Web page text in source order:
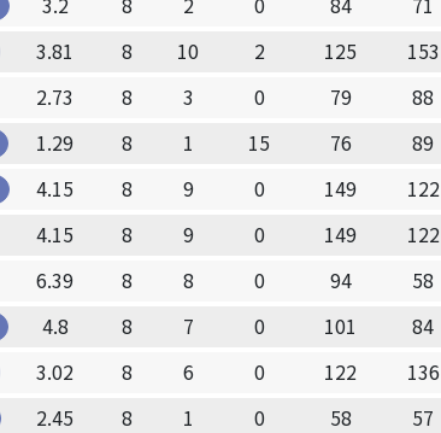
3.81 8 10 2 125 153
2.73 8 3 0 79 88
1.29 8 1 15 76 89
4.15 8 9 0 149 122
4.15 8 9 0 149 122
6.39 8 8 0 94 58
4.8 8 7 0 101 84
3.02 8 6 0 122 136
2.45 8 1 0 58 57